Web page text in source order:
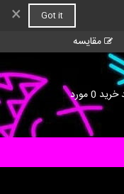
Got it
×
مقایسه
خرید 0مورد